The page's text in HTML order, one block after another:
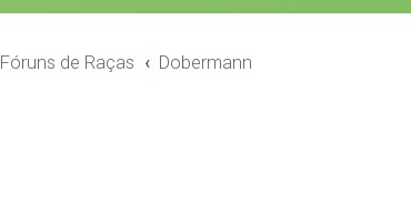
Fóruns de Raças Dobermann